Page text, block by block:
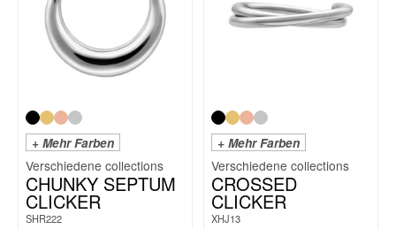
+ Mehr Farben
CHUNKY SEPTUM
CLICKER
SHR222
+ Mehr Farben
CROSSED
CLICKER
XHJ13